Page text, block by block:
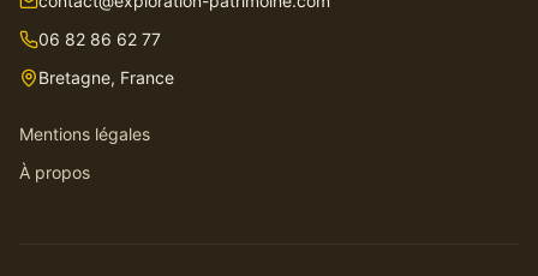
06 82 86 62 77
Bretagne, France
Mentions légales
À propos